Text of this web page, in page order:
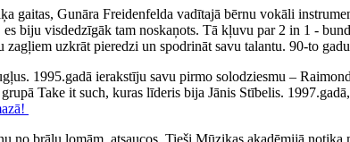
gaitas, Gunāra Freidenfelda vadītajā bērnu vokāli
biju visdedzīgāk tam noskaņots. Tā kļuvu par 2 in 1 -
uzkrāt pieredzi un spodrināt savu talantu. 90-to
1995.gadā ierakstīju savu pirmo solodziesmu –
Take it such, kuras līderis bija Jānis Stībelis.
brāļu lomām, atsaucos. Tieši Mūzikas akadēmijā